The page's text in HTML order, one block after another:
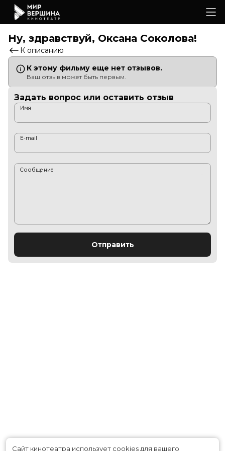
Ну, здравствуй, Оксана Соколова!
К описанию
К этому фильму еще нет отзывов.
Ваш отзыв может быть первым.
Задать вопрос или оставить отзыв
Имя
E-mail
Сообщение
Отправить
Сайт кинотеатра использует cookies для вашего